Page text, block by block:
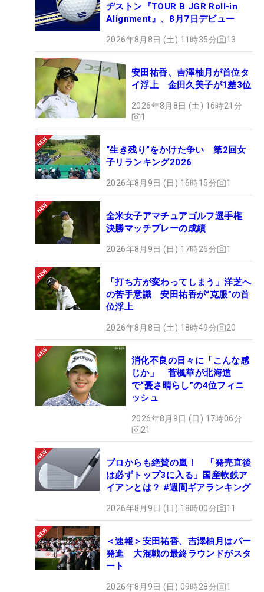
ヂストン『TOUR B JGR Roll-in
Alignment』、8月7日デビュー
2026年8月8日 (土) 11時35分 13
安田祐香、吉澤柚月が首位タ
イ浮上 金田久美子が1差3位
2026年8月8日 (土) 16時21分
1
“生き残り”をかけた争い 第2回女
子リランキング2026
2026年8月9日 (日) 16時15分 1
全米女子アマチュアゴルフ選手権
決勝マッチプレーの成績
2026年8月9日 (日) 17時26分 1
「打ち方が変わってしまう」洋芝へ
の苦手意識 安田祐香が“克服”の首
位浮上
2026年8月8日 (土) 18時49分 20
消化不良の日々に「こんな感
じか」 菅楓華が北海道
で“憂さ晴らし”の4位フィニ
ッシュ
2026年8月9日 (日) 17時06分
21
プロからも絶賛の嵐！ 「発売直後
は必ずトップ3に入る」国産軟鉄ア
イアンとは？ #週間ギアランキング
2026年8月9日 (日) 18時00分 11
＜速報＞安田祐香、吉澤柚月はパー
発進 大混戦の最終ラウンドがスタ
ート
2026年8月9日 (日) 09時28分 1